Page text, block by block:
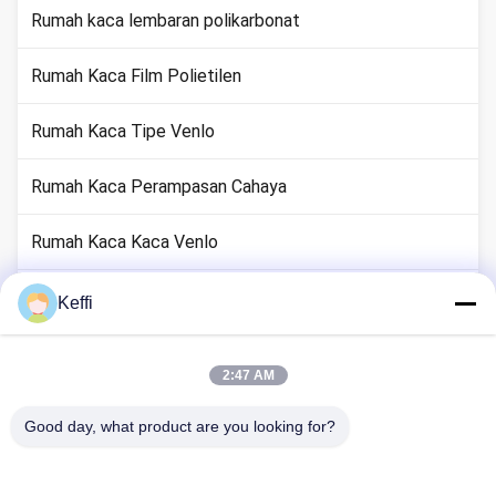
Rumah kaca lembaran polikarbonat
Rumah Kaca Film Polietilen
Rumah Kaca Tipe Venlo
Rumah Kaca Perampasan Cahaya
Rumah Kaca Kaca Venlo
Aksesori Sistem Rumah Kaca
Keffi
2:47 AM
Good day, what product are you looking for?